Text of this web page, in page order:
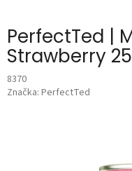
PerfectTed |
Strawberry
8370
Značka: PerfectTed